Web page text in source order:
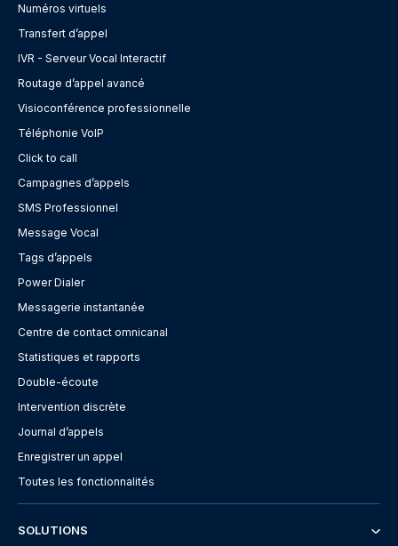
Numéros virtuels
Transfert d’appel
IVR - Serveur Vocal Interactif
Routage d’appel avancé
Visioconférence professionnelle
Téléphonie VoIP
Click to call
Campagnes d’appels
SMS Professionnel
Message Vocal
Tags d’appels
Power Dialer
Messagerie instantanée
Centre de contact omnicanal
Statistiques et rapports
Double-écoute
Intervention discrète
Journal d’appels
Enregistrer un appel
Toutes les fonctionnalités
SOLUTIONS